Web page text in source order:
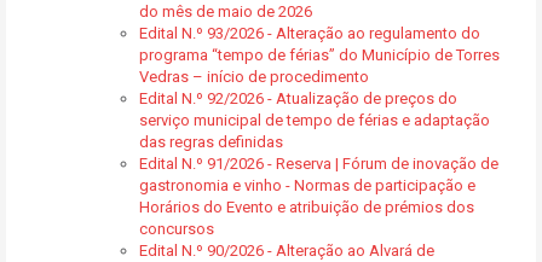
do mês de maio de 2026
Edital N.º 93/2026 - Alteração ao regulamento do
programa “tempo de férias” do Município de Torres
Vedras – início de procedimento
Edital N.º 92/2026 - Atualização de preços do
serviço municipal de tempo de férias e adaptação
das regras definidas
Edital N.º 91/2026 - Reserva | Fórum de inovação de
gastronomia e vinho - Normas de participação e
Horários do Evento e atribuição de prémios dos
concursos
Edital N.º 90/2026 - Alteração ao Alvará de